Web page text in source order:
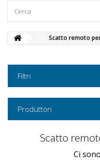
Scatto remoto
Filtri
Produttori
Scatto
Ci